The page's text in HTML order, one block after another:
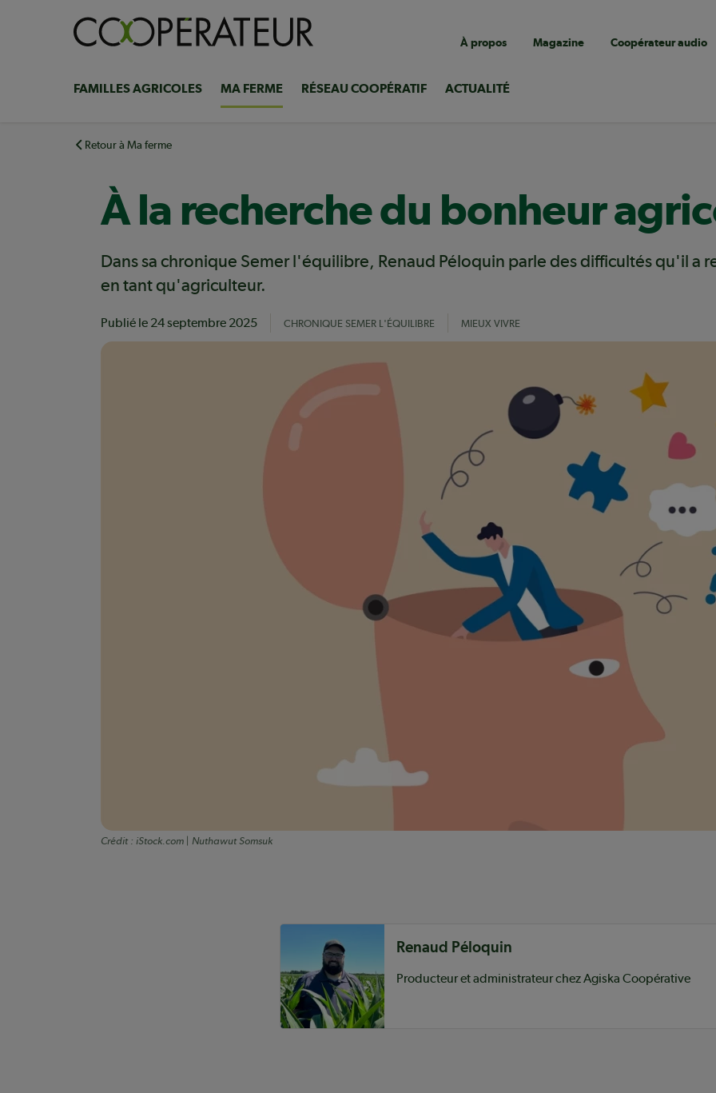
Navigation
utilitaire
À propos Magazine Coopérateur audio
Navigation
principale
FAMILLES AGRICOLES MA FERME RÉSEAU COOPÉRATIF ACTUALITÉ
Retour à Ma ferme
À la recherche du bonheur
Dans sa chronique Semer l'équilibre, Renaud Péloquin parle des difficultés qu'il a
en tant qu'agriculteur.
Publié le 24 septembre 2025 CHRONIQUE SEMER L'ÉQUILIBRE MIEUX VIVRE
Crédit : iStock.com | Nuthawut Somsuk
Auteurs de contenu Renaud Péloquin
Producteur et administrateur chez Agiska Coopérative